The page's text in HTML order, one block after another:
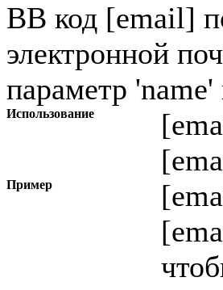
BB код [email]
электронной
параметр
Использование
Пример